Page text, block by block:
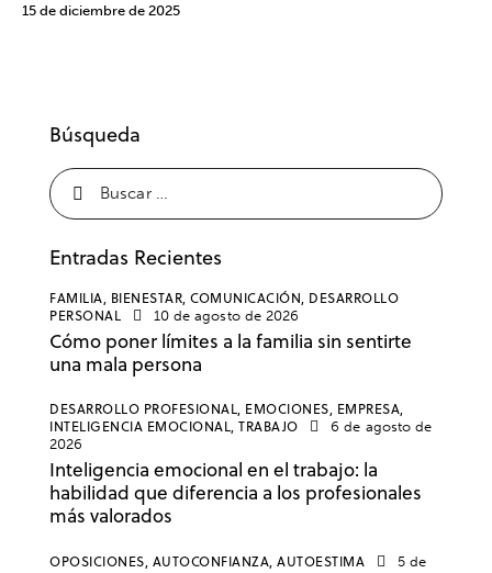
15 de diciembre de 2025
Búsqueda
Entradas Recientes
FAMILIA, BIENESTAR, COMUNICACIÓN, DESARROLLO
PERSONAL
10 de agosto de 2026
Cómo poner límites a la familia sin sentirte
una mala persona
DESARROLLO PROFESIONAL, EMOCIONES, EMPRESA,
INTELIGENCIA EMOCIONAL, TRABAJO
6 de agosto de
2026
Inteligencia emocional en el trabajo: la
habilidad que diferencia a los profesionales
más valorados
OPOSICIONES, AUTOCONFIANZA, AUTOESTIMA
5 de